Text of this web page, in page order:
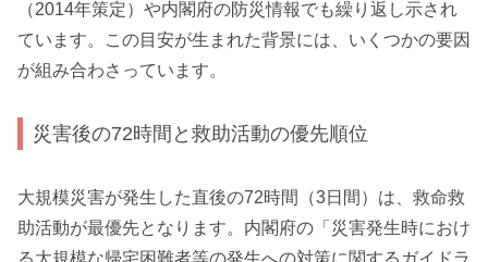
（2014年策定）や内閣府の防災情報でも繰り返し示され
ています。この目安が生まれた背景には、いくつかの要因
が組み合わさっています。
災害後の72時間と救助活動の優先順位
大規模災害が発生した直後の72時間（3日間）は、救命救
助活動が最優先となります。内閣府の「災害発生時におけ
る大規模な帰宅困難者等の発生への対策に関するガイドラ